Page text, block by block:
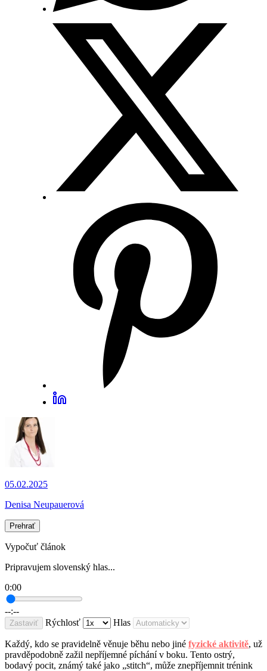
05.02.2025
Denisa Neupauerová
Prehrať
Vypočuť článok
Pripravujem slovenský hlas...
0:00
--:--
Zastaviť Rýchlosť Hlas
Každý, kdo se pravidelně věnuje běhu nebo jiné fyzické aktivitě, už
pravděpodobně zažil nepříjemné píchání v boku. Tento ostrý,
bodavý pocit, známý také jako „stitch“, může znepříjemnit trénink